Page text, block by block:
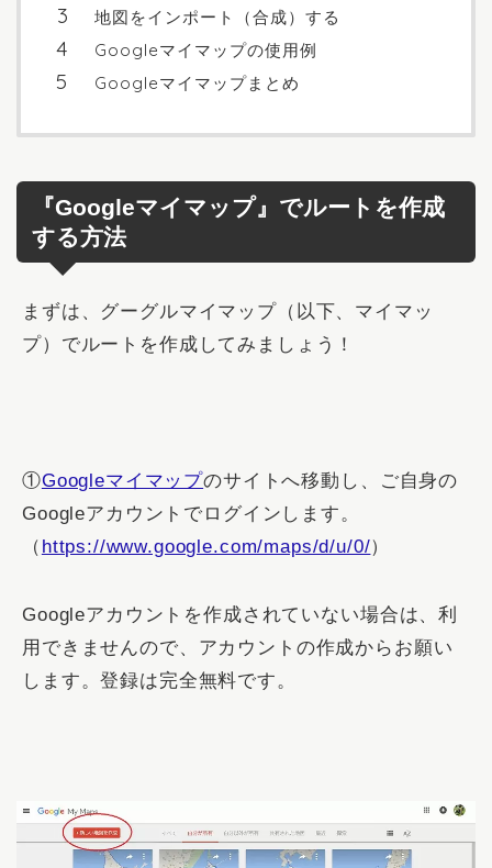
地図をインポート（合成）する
Googleマイマップの使用例
Googleマイマップまとめ
『Googleマイマップ』でルートを作成
する方法
まずは、 グーグルマイマップ （以下、マイマッ
プ）でルートを作成してみましょう！
①Googleマイマップのサイトへ移動し、ご自身の
Googleアカウント でログインします。
（ https://www.google.com/maps/d/u/0/）
Googleアカウントを作成されていない場合は、利
用できませんので、 アカウントの作成からお願い
します。登録は完全無料です。